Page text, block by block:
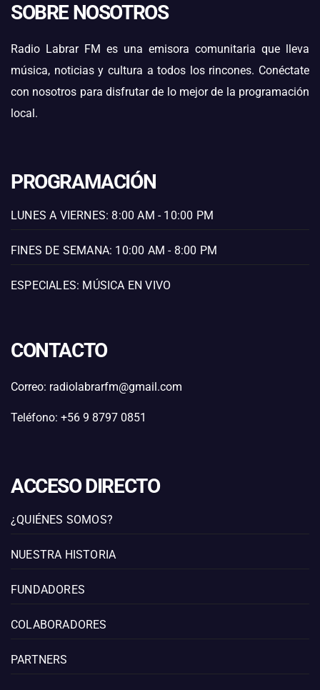
SOBRE NOSOTROS
Radio Labrar FM es una emisora comunitaria que lleva
música, noticias y cultura a todos los rincones. Conéctate
con nosotros para disfrutar de lo mejor de la programación
local.
PROGRAMACIÓN
LUNES A VIERNES: 8:00 AM - 10:00 PM
FINES DE SEMANA: 10:00 AM - 8:00 PM
ESPECIALES: MÚSICA EN VIVO
CONTACTO
Correo: radiolabrarfm@gmail.com
Teléfono: +56 9 8797 0851
ACCESO DIRECTO
¿QUIÉNES SOMOS?
NUESTRA HISTORIA
FUNDADORES
COLABORADORES
PARTNERS